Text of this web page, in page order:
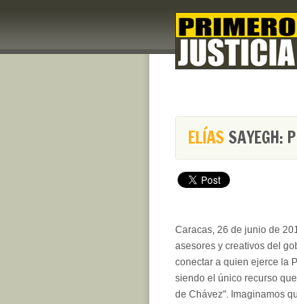
ELÍAS SAYEGH:
Caracas, 26 de junio de
asesores y creativos del
conectar a quien ejerce la
siendo el único recurso
de Chávez". Imaginamos